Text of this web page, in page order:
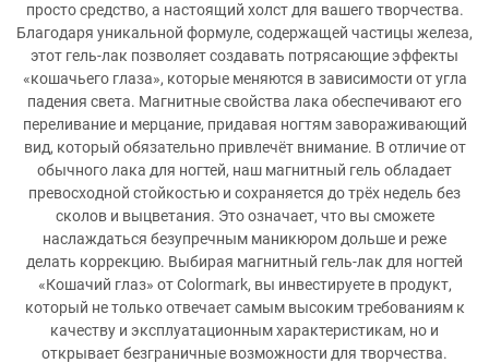
просто средство, а настоящий холст для вашего творчества.
Благодаря уникальной формуле, содержащей частицы железа,
этот гель-лак позволяет создавать потрясающие эффекты
«кошачьего глаза», которые меняются в зависимости от угла
падения света. Магнитные свойства лака обеспечивают его
переливание и мерцание, придавая ногтям завораживающий
вид, который обязательно привлечёт внимание. В отличие от
обычного лака для ногтей, наш магнитный гель обладает
превосходной стойкостью и сохраняется до трёх недель без
сколов и выцветания. Это означает, что вы сможете
наслаждаться безупречным маникюром дольше и реже
делать коррекцию. Выбирая магнитный гель-лак для ногтей
«Кошачий глаз» от Colormark, вы инвестируете в продукт,
который не только отвечает самым высоким требованиям к
качеству и эксплуатационным характеристикам, но и
открывает безграничные возможности для творчества.